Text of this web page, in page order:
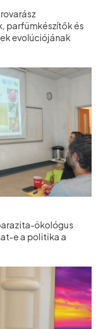
parfümkészítők és
evolúciójának
ökológus
e a politika a